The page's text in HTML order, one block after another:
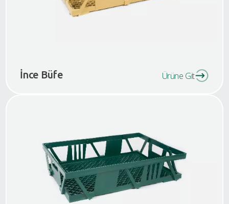
İnce Büfe Ürüne Git